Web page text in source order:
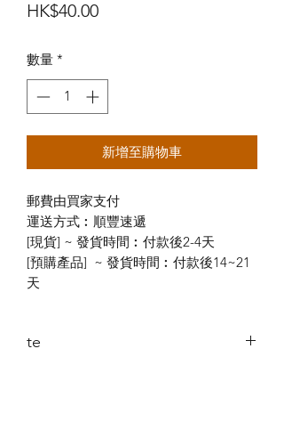
HK$40.00價
數量 *
新增至購物車
郵費由買家支付
運送方式︰順豐速遞
[現貨] ~ 發貨時間︰付款後2-4天
[預購產品] ~ 發貨時間︰付款後14~21
天
te